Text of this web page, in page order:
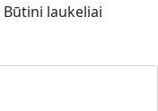
Būtini laukeliai